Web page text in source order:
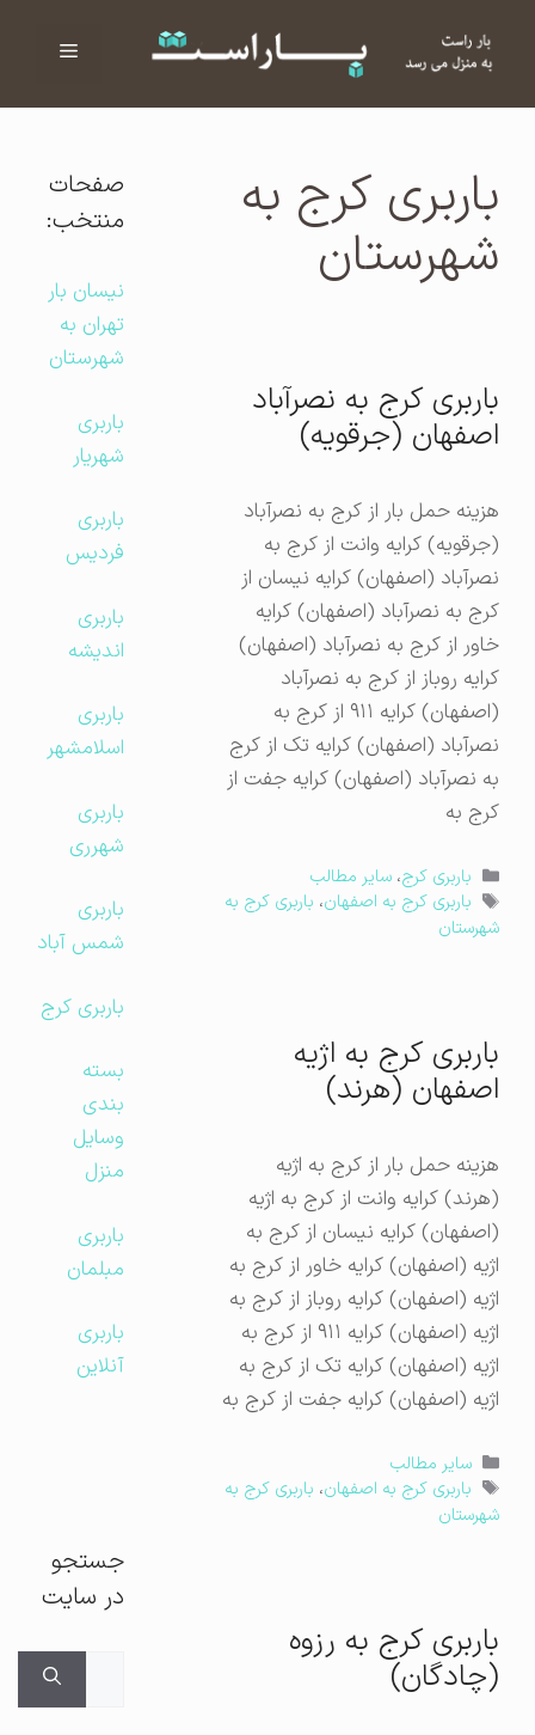
فهرست
باربری کرج به
شهرستان
باربری کرج به نصرآباد
اصفهان (جرقویه)
هزینه حمل بار از کرج به نصرآباد
(جرقویه) کرایه وانت از کرج به
نصرآباد (اصفهان) کرایه نیسان از
کرج به نصرآباد (اصفهان) کرایه
خاور از کرج به نصرآباد (اصفهان)
کرایه روباز از کرج به نصرآباد
(اصفهان) کرایه ۹۱۱ از کرج به
نصرآباد (اصفهان) کرایه تک از کرج
به نصرآباد (اصفهان) کرایه جفت از
کرج به
دسته‌ها
باربری کرج،سایر مطالب
برچسب‌ها
باربری کرج به اصفهان،باربری کرج به
شهرستان
باربری کرج به اژیه
اصفهان (هرند)
هزینه حمل بار از کرج به اژیه
(هرند) کرایه وانت از کرج به اژیه
(اصفهان) کرایه نیسان از کرج به
اژیه (اصفهان) کرایه خاور از کرج به
اژیه (اصفهان) کرایه روباز از کرج به
اژیه (اصفهان) کرایه ۹۱۱ از کرج به
اژیه (اصفهان) کرایه تک از کرج به
اژیه (اصفهان) کرایه جفت از کرج به
دسته‌ها
سایر مطالب
برچسب‌ها
باربری کرج به اصفهان،باربری کرج به
شهرستان
باربری کرج به رزوه
(چادگان)
صفحات
منتخب:
نیسان بار
تهران به
شهرستان
باربری
شهریار
باربری
فردیس
باربری
اندیشه
باربری
اسلامشهر
باربری
شهرری
باربری
شمس آباد
باربری کرج
بسته
بندی
وسایل
منزل
باربری
مبلمان
باربری
آنلاین
جستجو
در سایت